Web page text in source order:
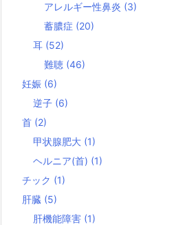
アレルギー性鼻炎 (3)
蓄膿症 (20)
耳 (52)
難聴 (46)
妊娠 (6)
逆子 (6)
首 (2)
甲状腺肥大 (1)
ヘルニア(首) (1)
チック (1)
肝臓 (5)
肝機能障害 (1)